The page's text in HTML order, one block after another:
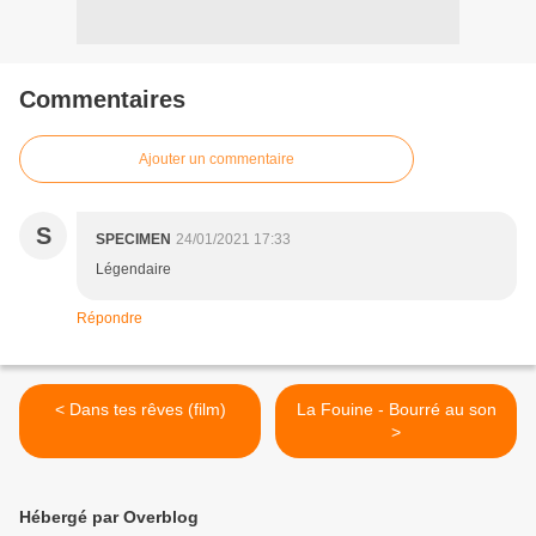
Commentaires
Ajouter un commentaire
S SPECIMEN 24/01/2021 17:33
Légendaire
Répondre
< Dans tes rêves (film)
La Fouine - Bourré au son
>
Hébergé par Overblog